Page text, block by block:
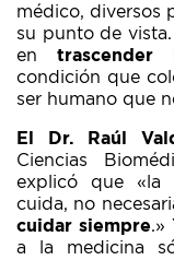
médico, diversos
su punto de
en trascender
condición que
ser humano que
El Dr. Raúl
Ciencias
explicó que «la
cuida, no
cuidar siempre.»
a la medicina